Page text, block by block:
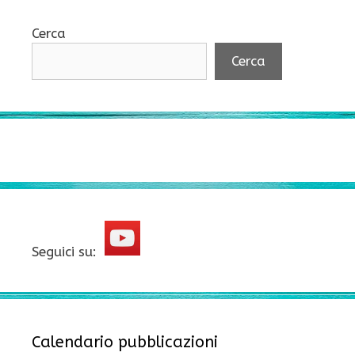
Cerca
Cerca
Seguici su:
Calendario pubblicazioni